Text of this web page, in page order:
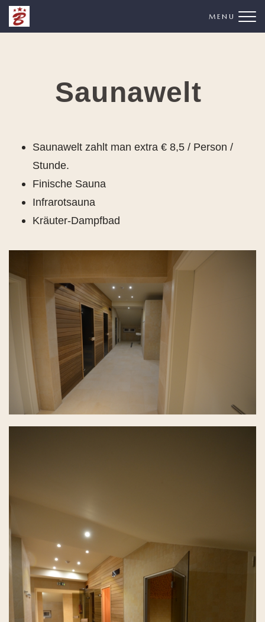
Saunawelt
Saunawelt zahlt man extra € 8,5 / Person /
Stunde.
Finische Sauna
Infrarotsauna
Kräuter-Dampfbad